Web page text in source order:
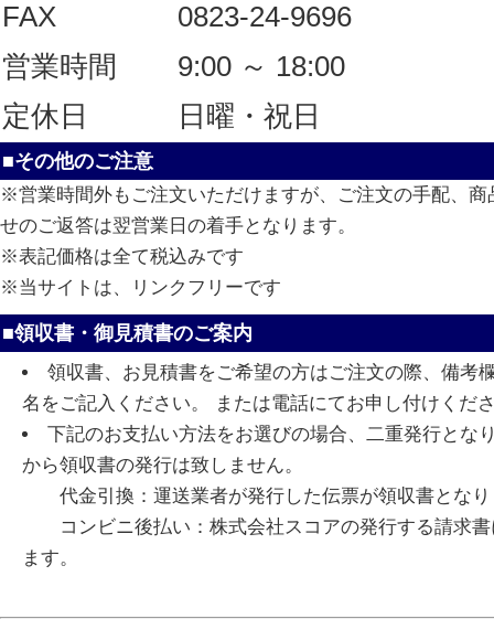
FAX
0823-24-9696
営業時間
9:00 ～ 18:00
定休日
日曜・祝日
■その他のご注意
※営業時間外もご注文いただけますが、ご注文の手配、商
せのご返答は翌営業日の着手となります。
※表記価格は全て税込みです
※当サイトは、リンクフリーです
■領収書・御見積書のご案内
領収書、お見積書をご希望の方はご注文の際、備考
名をご記入ください。 または電話にてお申し付けくだ
下記のお支払い方法をお選びの場合、二重発行とな
から領収書の発行は致しません。
代金引換：運送業者が発行した伝票が領収書となり
コンビニ後払い：株式会社スコアの発行する請求書
ます。